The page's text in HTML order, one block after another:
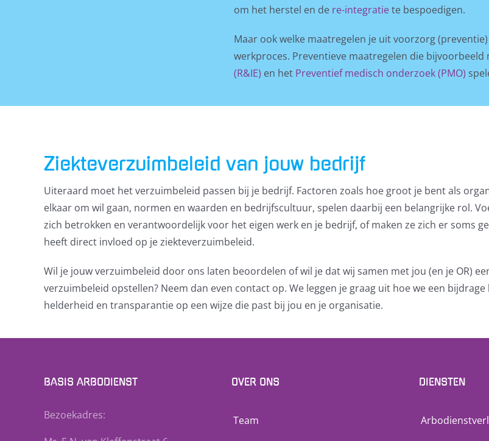
om het herstel en de re-integratiete bespoedigen.
Maar ook welke maatregelen je uit voorzorg
werkproces. Preventieve maatregelen die
(R&IE) en het Preventief medisch onderzoek (PMO)
Ziekteverzuimbeleid van jouw bedrijf
Uiteraard moet het verzuimbeleid passen bij je bedrijf. Factoren zoals hoe groot je bent als
elkaar om wil gaan, normen en waarden en bedrijfscultuur, spelen daarbij een belangrijke rol.
zich betrokken en verantwoordelijk voor het eigen werk en je bedrijf, of maken ze zich er soms
heeft direct invloed op je ziekteverzuimbeleid.
Wil je jouw verzuimbeleid door ons laten beoordelen of wil je dat wij samen met jou (en je OR)
verzuimbeleid opstellen? Neem dan even contact op. We leggen je graag uit hoe we een
helderheid en transparantie op een wijze die past bij jou en je organisatie.
BASIS ARBODIENST
Bezoekadres:
OVER ONS
Team
DIENSTEN